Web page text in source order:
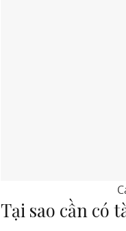
Tại sao cần có